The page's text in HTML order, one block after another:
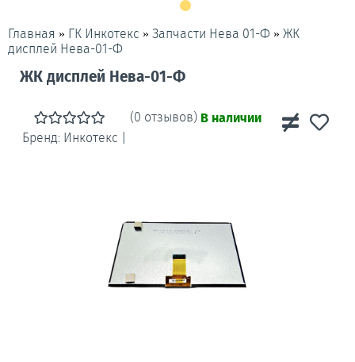
Главная » ГК Инкотекс » Запчасти Нева 01-Ф » ЖК
дисплей Нева-01-Ф
ЖК дисплей Нева-01-Ф
(0 отзывов) В наличии
Бренд: Инкотекс